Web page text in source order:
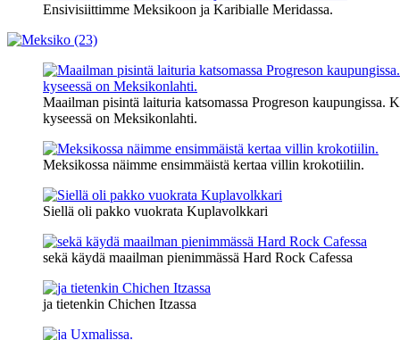
Ensivisiittimme Meksikoon ja Karibialle Meridassa.
Maailman pisintä laituria katsomassa Progreson kaupungissa.
kyseessä on Meksikonlahti.
Meksikossa näimme ensimmäistä kertaa villin krokotiilin.
Siellä oli pakko vuokrata Kuplavolkkari
sekä käydä maailman pienimmässä Hard Rock Cafessa
ja tietenkin Chichen Itzassa